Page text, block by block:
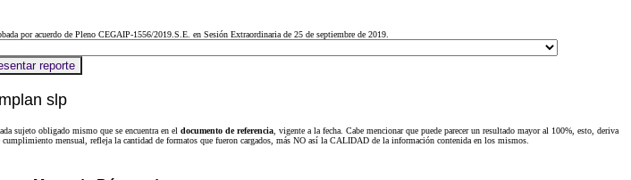
por acuerdo de Pleno CEGAIP-1556/2019.S.E. en Sesión Extraordinaria de 25 de septiembre de 2019.
slp
sujeto obligado mismo que se encuentra en el documento de referencia , vigente a la fecha. Cabe mencionar que puede parecer un resultado mayor al 100%, esto, deriva
mensual, refleja la cantidad de formatos que fueron cargados, más NO así la CALIDAD de la información contenida en los mismos.